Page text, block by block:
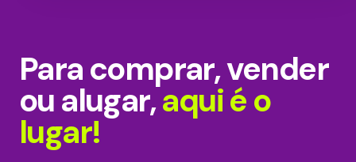
Para comprar, vender
ou alugar,aqui é o
lugar!